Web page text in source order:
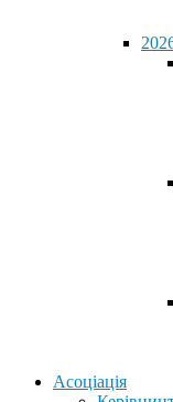
Асоціація